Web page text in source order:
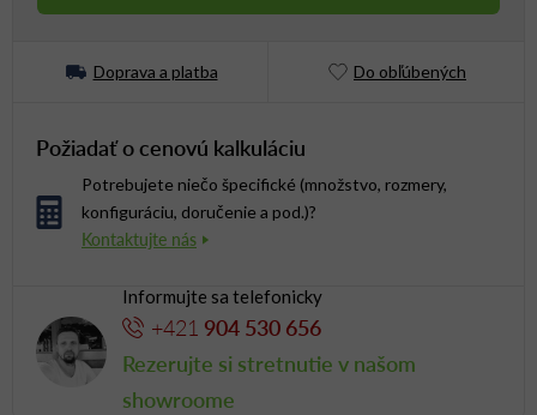
Doprava a platba Do obľúbených
Požiadať o cenovú kalkuláciu
Potrebujete niečo špecifické (množstvo, rozmery,
konfiguráciu, doručenie a pod.)?
Informujte sa telefonicky
+421 904 530 656
Rezerujte si stretnutie v našom
showroome